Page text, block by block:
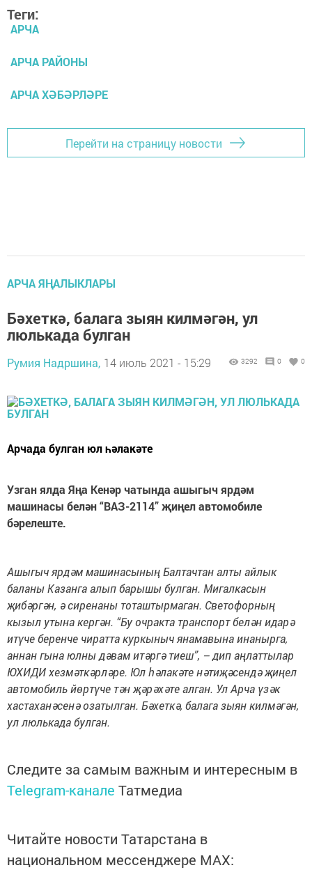
Теги:
АРЧА
АРЧА РАЙОНЫ
АРЧА ХӘБӘРЛӘРЕ
Перейти на страницу новости
АРЧА ЯҢАЛЫКЛАРЫ
Бәхеткә, балага зыян килмәгән, ул
люлькада булган
Румия Надршина, 14 июль 2021 - 15:29 3292 0 0
Арчада булган юл һәлакәте
Узган ялда Яңа Кенәр чатында ашыгыч ярдәм
машинасы белән “ВАЗ-2114” җиңел автомобиле
бәрелеште.
Ашыгыч ярдәм машинасының Балтачтан алты айлык
баланы Казанга алып барышы булган. Мигалкасын
җибәргән, ә сиренаны тоташтырмаган. Светофорның
кызыл утына кергән. “Бу очракта транспорт белән идарә
итүче беренче чиратта куркыныч янамавына инанырга,
аннан гына юлны дәвам итәргә тиеш”, – дип аңлаттылар
ЮХИДИ хезмәткәрләре. Юл һәлакәте нәтиҗәсендә җиңел
автомобиль йөртүче тән җәрәхәте алган. Ул Арча үзәк
хастаханәсенә озатылган. Бәхеткә, балага зыян килмәгән,
ул люлькада булган.
Следите за самым важным и интересным в
Telegram-канале Татмедиа
Читайте новости Татарстана в
национальном мессенджере MАХ: